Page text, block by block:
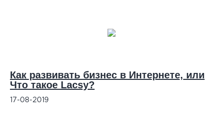
Как развивать бизнес в Интернете, или
Что такое Lacsy?
17-08-2019